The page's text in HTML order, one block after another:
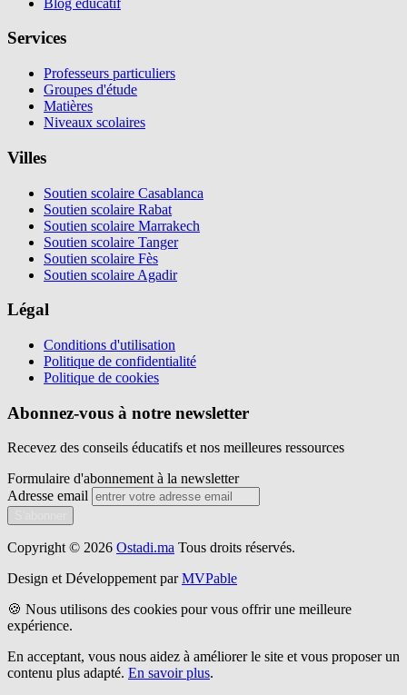
Services
Professeurs particuliers
Groupes d'étude
Matières
Niveaux scolaires
Villes
Soutien scolaire Casablanca
Soutien scolaire Rabat
Soutien scolaire Marrakech
Soutien scolaire Tanger
Soutien scolaire Fès
Soutien scolaire Agadir
Légal
Conditions d'utilisation
Politique de confidentialité
Politique de cookies
Abonnez-vous à notre newsletter
Recevez des conseils éducatifs et nos meilleures ressources
Formulaire d'abonnement à la newsletter
Adresse email
Copyright © 2026 Ostadi.ma Tous droits réservés.
Design et Développement par MVPable
🍪 Nous utilisons des cookies pour vous offrir une meilleure
expérience.
En acceptant, vous nous aidez à améliorer le site et vous proposer un
contenu plus adapté. En savoir plus.